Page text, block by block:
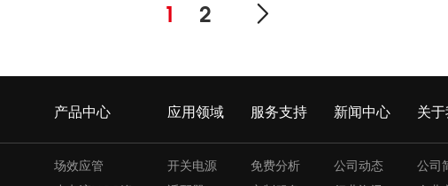
1 2
产品中心
场效应管
应用领域
开关电源
服务支持
免费分析
新闻中心
公司动态
关
公司